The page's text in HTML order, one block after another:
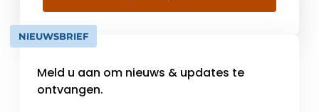
inbouwartikelen en
werkplaatsbenodigdheden. Vanuit Bocholt
in Duitsland en de vestigingen in Nederland,
NIEUWSBRIEF
Meld u aan om nieuws & updates te
ontvangen.